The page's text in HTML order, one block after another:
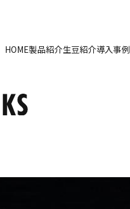
HOME製品紹介生豆紹介導入事例